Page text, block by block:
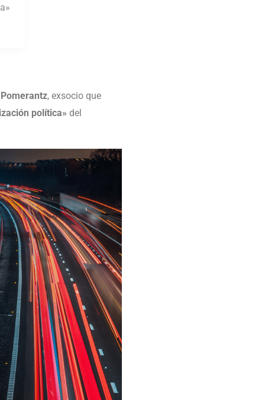
, exsocio que
política» del